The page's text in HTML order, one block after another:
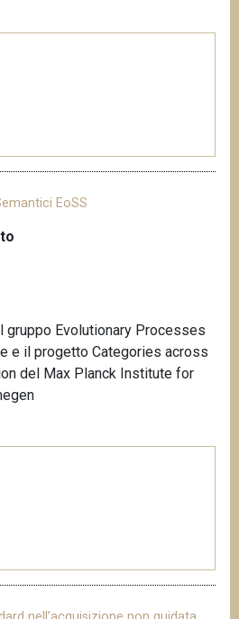
EoSS
gruppo Evolutionary Processes
e il progetto Categories across
del Max Planck Institute for